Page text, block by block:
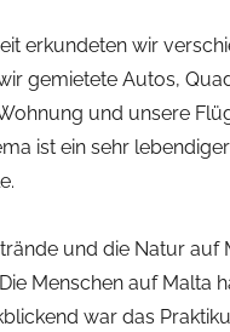
erkundeten wir
gemietete Autos,
und unsere
ist ein sehr
und die Natur
Menschen auf
war das